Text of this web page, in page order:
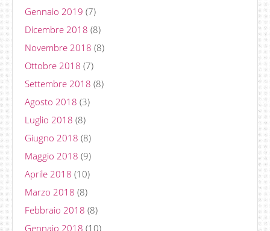
Gennaio 2019 (7)
Dicembre 2018 (8)
Novembre 2018 (8)
Ottobre 2018 (7)
Settembre 2018 (8)
Agosto 2018 (3)
Luglio 2018 (8)
Giugno 2018 (8)
Maggio 2018 (9)
Aprile 2018 (10)
Marzo 2018 (8)
Febbraio 2018 (8)
Gennaio 2018 (10)